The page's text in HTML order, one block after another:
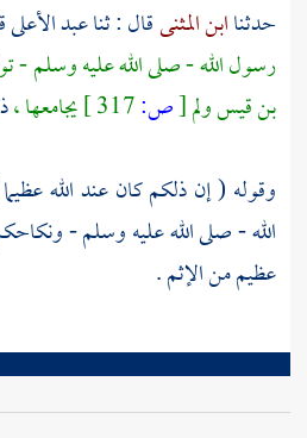
حدثناابن المثنىقال : ثناعبد الأعلى
رسول الله - صلى الله عليه وسلم -
بن قيسولم[ص: يجامعها ،
وقوله ( إن ذلكم كان عند الله
الله - صلى الله عليه وسلم -
عظيم من الإثم .